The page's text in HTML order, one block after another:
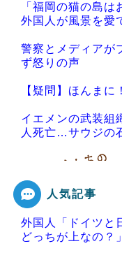
「福岡の猫の島
外国人が風景を愛
警察とメディアが
ず怒りの声
【疑問】ほんま
イエメンの武装組
人死亡…サウジの
Powered by
人気記事
外国人「ドイツと
どっちが上なの？」